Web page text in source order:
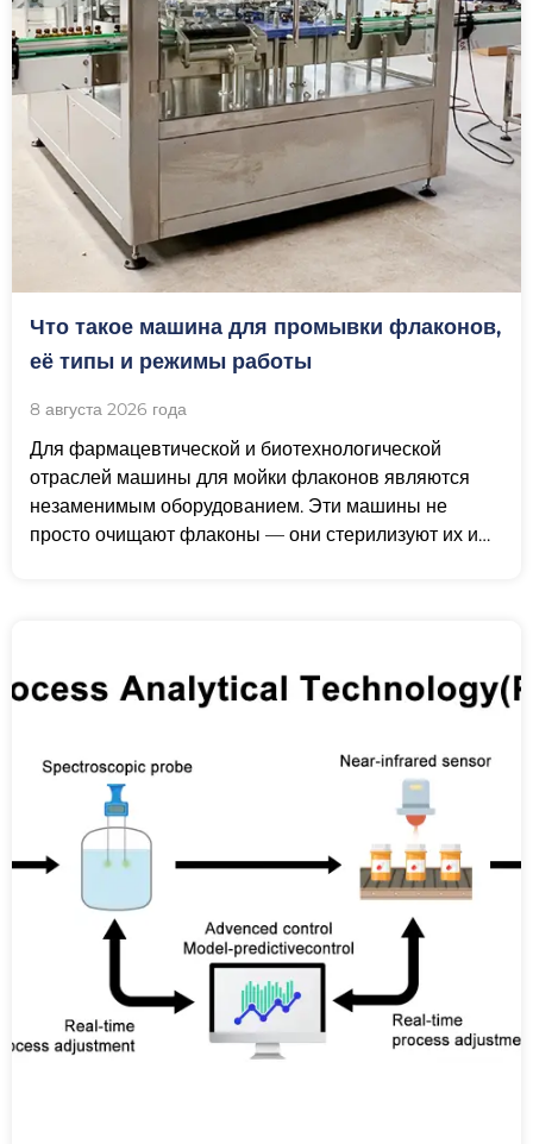
Что такое машина для промывки флаконов,
её типы и режимы работы
8 августа 2026 года
Для фармацевтической и биотехнологической
отраслей машины для мойки флаконов являются
незаменимым оборудованием. Эти машины не
просто очищают флаконы — они стерилизуют их и